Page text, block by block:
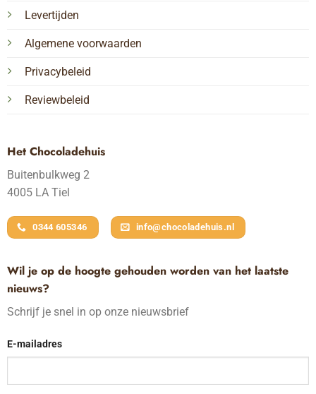
Het Chocoladehuis
Buitenbulkweg 2
4005 LA Tiel
0344 605346 info@chocoladehuis.nl
Levertijden
Algemene voorwaarden
Privacybeleid
Reviewbeleid
Wil je op de hoogte gehouden worden van het laatste
nieuws?
Schrijf je snel in op onze nieuwsbrief
E-mailadres